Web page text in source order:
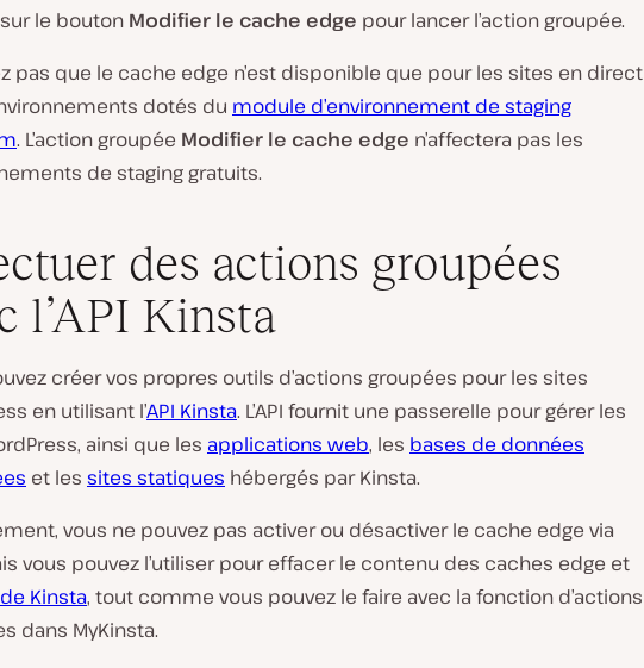
le bouton Modifier le cache edge pour lancer l’action groupée.
pas que le cache edge n’est disponible que pour les sites en direct
dotés du module d’environnement de staging
. L’action groupée Modifier le cache edge n’affectera pas les
de staging gratuits.
des actions groupées
l’API Kinsta
créer vos propres outils d’actions groupées pour les sites
en utilisant l’API Kinsta. L’API fournit une passerelle pour gérer les
ainsi que les applications web, les bases de données
et les sites statiques hébergés par Kinsta.
vous ne pouvez pas activer ou désactiver le cache edge via
vous pouvez l’utiliser pour effacer le contenu des caches edge et
de Kinsta, tout comme vous pouvez le faire avec la fonction d’actions
dans MyKinsta.